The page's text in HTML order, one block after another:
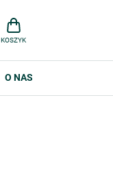
KOSZYK
O NAS